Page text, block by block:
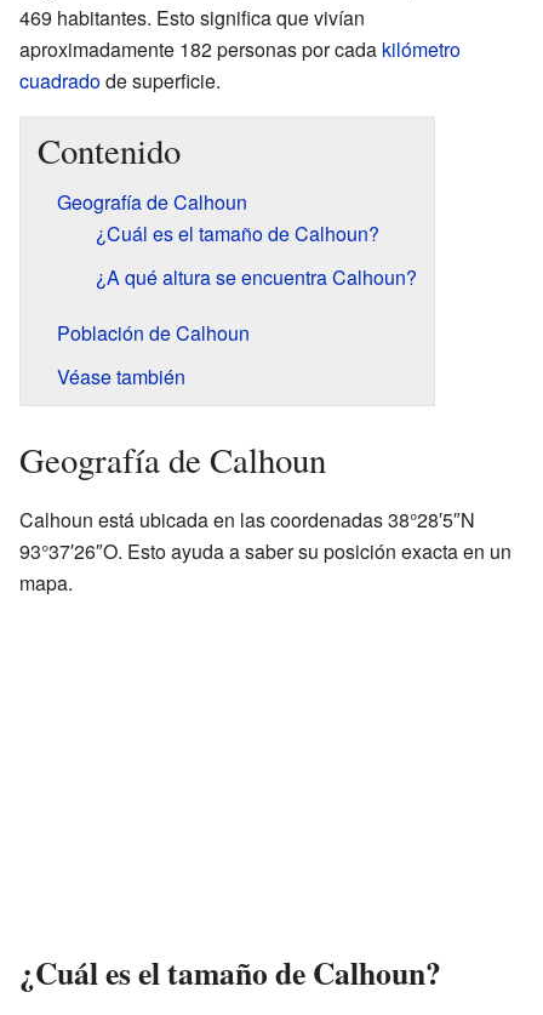
469 habitantes. Esto significa que vivían
aproximadamente 182 personas por cada kilómetro
cuadradode superficie.
Contenido
Geografía de Calhoun
¿Cuál es el tamaño de Calhoun?
¿A qué altura se encuentra Calhoun?
Población de Calhoun
Véase también
Geografía de Calhoun
Calhoun está ubicada en las coordenadas 38°28′5″N
93°37′26″O. Esto ayuda a saber su posición exacta en un
mapa.
¿Cuál es el tamaño de Calhoun?